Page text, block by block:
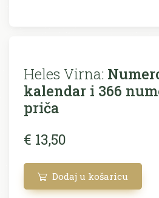
Heles Virna:
kalendar i 366
priča
€ 13,50
Dodaj u košaricu